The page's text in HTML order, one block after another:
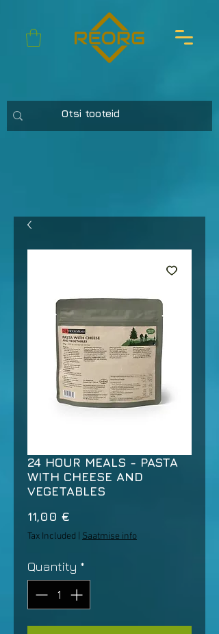
24 HOUR MEALS - PASTA
WITH CHEESE AND
VEGETABLES
11,00 €
Tax Included Saatmise info
Quantity *